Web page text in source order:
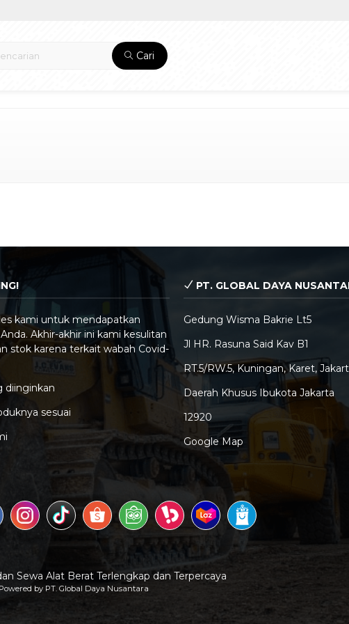
Cari
kami untuk mendapatkan
Akhir-akhir ini kami kesulitan
stok karena terkait wabah Covid-
diinginkan
sesuai
PT. GLOBAL DAYA
Gedung Wisma Bakrie Lt5
Jl HR. Rasuna Said Kav B1
RT.5/RW.5, Kuningan, Karet,
Daerah Khusus Ibukota Jakarta
12920
Google Map
Sewa Alat Berat Terlengkap dan Terpercaya
by PT. Global Daya Nusantara